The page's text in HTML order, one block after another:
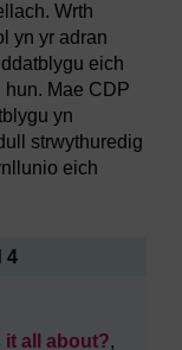
Wrth
yn yr adran
eich
Mae CDP
yn
strwythuredig
eich
4
it all about?,